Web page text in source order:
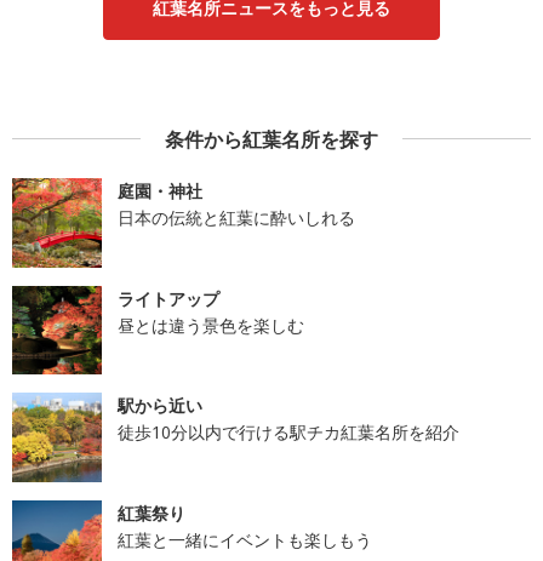
紅葉名所ニュースをもっと見る
条件から紅葉名所を探す
庭園・神社
日本の伝統と紅葉に酔いしれる
ライトアップ
昼とは違う景色を楽しむ
駅から近い
徒歩10分以内で行ける駅チカ紅葉名所を紹介
紅葉祭り
紅葉と一緒にイベントも楽しもう